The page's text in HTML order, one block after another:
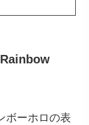
ボーホロの表